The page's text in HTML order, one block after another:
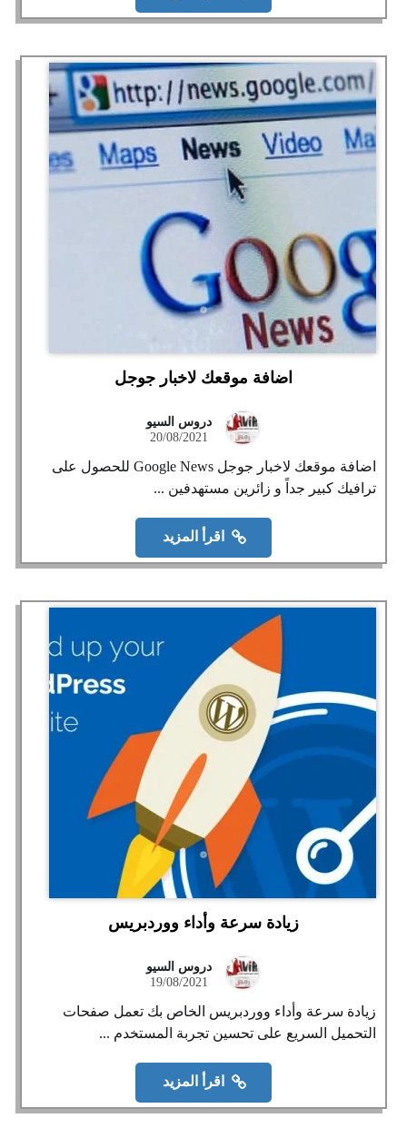
اضافة موقعك لاخبار جوجل
دروس السيو
20/08/2021
اضافة موقعك لاخبار جوجل Google News للحصول على
ترافيك كبير جداً و زائرين مستهدفين ...
اقرأ المزيد
زيادة سرعة وأداء ووردبريس
دروس السيو
19/08/2021
زيادة سرعة وأداء ووردبريس الخاص بك تعمل صفحات
التحميل السريع على تحسين تجربة المستخدم ...
اقرأ المزيد